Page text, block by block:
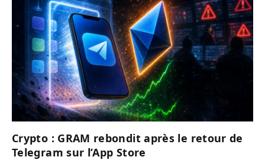
Crypto : GRAM rebondit après le retour de
Telegram sur l’App Store